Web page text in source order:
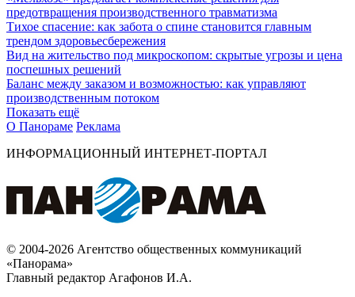
предотвращения производственного травматизма
Тихое спасение: как забота о спине становится главным
трендом здоровьесбережения
Вид на жительство под микроскопом: скрытые угрозы и цена
поспешных решений
Баланс между заказом и возможностью: как управляют
производственным потоком
Показать ещё
О Панораме Реклама
ИНФОРМАЦИОННЫЙ ИНТЕРНЕТ-ПОРТАЛ
© 2004-2026 Агентство общественных коммуникаций
«Панорама»
Главный редактор Агафонов И.А.